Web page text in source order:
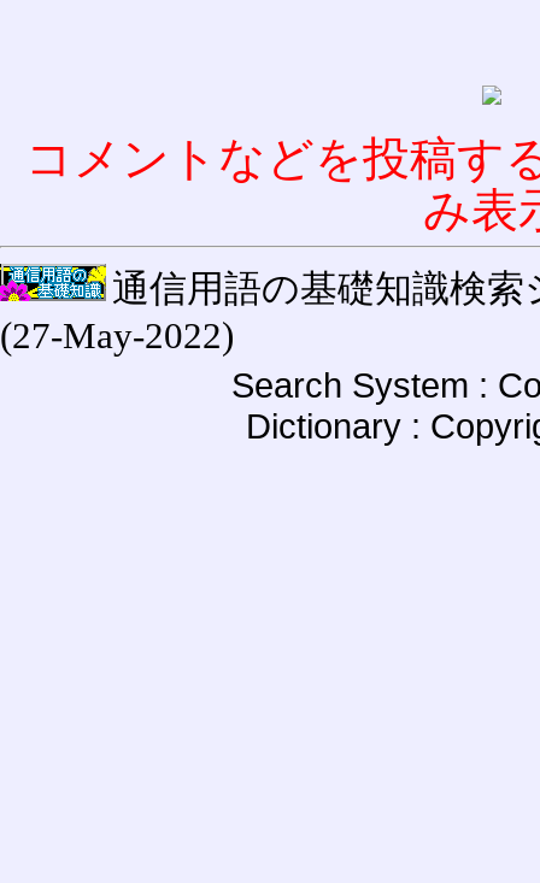
コメントなどを投稿す
み表
通信用語の基礎知識検索
(27-May-2022)
Search System :
Dictionary :